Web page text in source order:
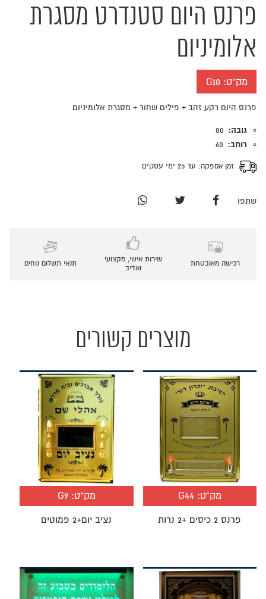
פרנס היום סטנדרט מסגרת
אלומיניום
מק"ט:G10
פרנס היום רקע זהב + פילים שחור + מסגרת אלומיניום
גובה: 80
רוחב: 60
זמן אספקה: עד 25 ימי עסקים
שתפו
רכישה מאובטחת
שירות אישי, מקצועי
ואדיב
תנאי תשלום נוחים
מוצרים קשורים
מק"ט: G44
פרנס 2 כיסים +2 נרות
מק"ט:G9
נציב יום+2 פמוטים